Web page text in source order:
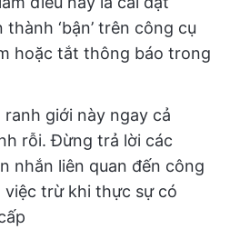
‘bận’ trên công cụ
hoặc tắt thông báo trong
giới này ngay cả
rỗi. Đừng trả lời các
nhắn liên quan đến công
việc trừ khi thực sự có